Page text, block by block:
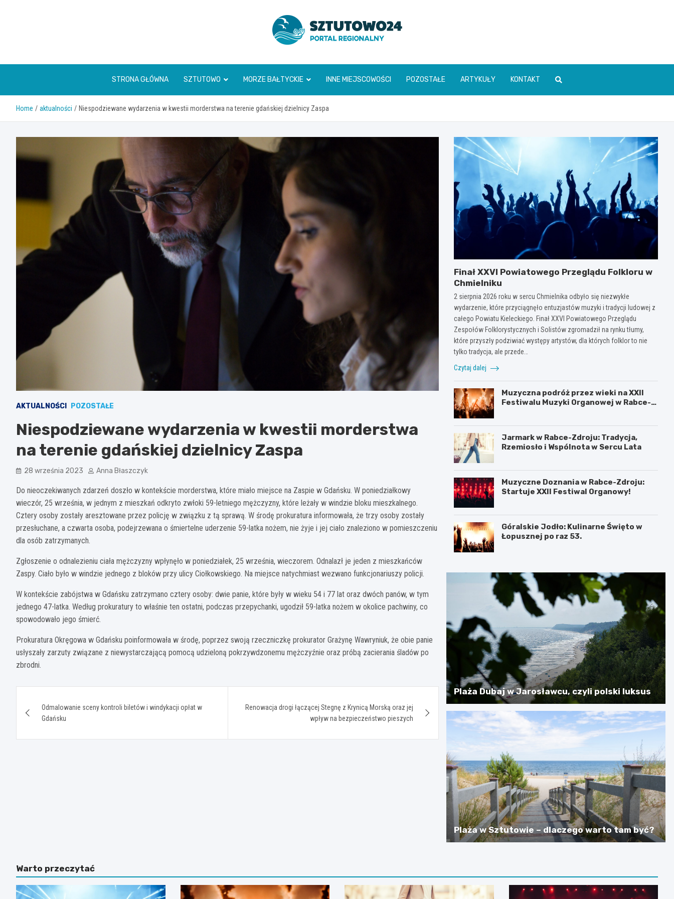
www.sztutowo24.pl
STRONA GŁÓWNA SZTUTOWO MORZE BAŁTYCKIE INNE MIEJSCOWOŚCI POZOSTAŁE ARTYKUŁY KONTAKT
Home aktualności Niespodziewane wydarzenia w kwestii morderstwa na terenie gdańskiej dzielnicy Zaspa
AKTUALNOŚCI POZOSTAŁE
Niespodziewane wydarzenia w kwestii morderstwa
na terenie gdańskiej dzielnicy Zaspa
28 września 2023 Anna Błaszczyk
Do nieoczekiwanych zdarzeń doszło w kontekście morderstwa, które miało miejsce na Zaspie w Gdańsku. W poniedziałkowy
wieczór, 25 września, w jednym z mieszkań odkryto zwłoki 59-letniego mężczyzny, które leżały w windzie bloku mieszkalnego.
Cztery osoby zostały aresztowane przez policję w związku z tą sprawą. W środę prokuratura informowała, że trzy osoby zostały
przesłuchane, a czwarta osoba, podejrzewana o śmiertelne uderzenie 59-latka nożem, nie żyje i jej ciało znaleziono w pomieszczeniu
dla osób zatrzymanych.
Zgłoszenie o odnalezieniu ciała mężczyzny wpłynęło w poniedziałek, 25 września, wieczorem. Odnalazł je jeden z mieszkańców
Zaspy. Ciało było w windzie jednego z bloków przy ulicy Ciołkowskiego. Na miejsce natychmiast wezwano funkcjonariuszy policji.
W kontekście zabójstwa w Gdańsku zatrzymano cztery osoby: dwie panie, które były w wieku 54 i 77 lat oraz dwóch panów, w tym
jednego 47-latka. Według prokuratury to właśnie ten ostatni, podczas przepychanki, ugodził 59-latka nożem w okolice pachwiny, co
spowodowało jego śmierć.
Prokuratura Okręgowa w Gdańsku poinformowała w środę, poprzez swoją rzeczniczkę prokurator Grażynę Wawryniuk, że obie panie
usłyszały zarzuty związane z niewystarczającą pomocą udzieloną pokrzywdzonemu mężczyźnie oraz próbą zacierania śladów po
zbrodni.
wpisu
Odmalowanie sceny kontroli biletów i windykacji opłat w
Gdańsku
Renowacja drogi łączącej Stegnę z Krynicą Morską oraz jej
wpływ na bezpieczeństwo pieszych
Finał XXVI Powiatowego Przeglądu Folkloru w
Chmielniku
2 sierpnia 2026 roku w sercu Chmielnika odbyło się niezwykłe
wydarzenie, które przyciągnęło entuzjastów muzyki i tradycji ludowej z
całego Powiatu Kieleckiego. Finał XXVI Powiatowego Przeglądu
Zespołów Folklorystycznych i Solistów zgromadził na rynku tłumy,
które przyszły podziwiać występy artystów, dla których folklor to nie
tylko tradycja, ale przede…
Czytaj dalej
Muzyczna podróż przez wieki na XXII
Festiwalu Muzyki Organowej w Rabce-
Jarmark w Rabce-Zdroju: Tradycja,
Rzemiosło i Wspólnota w Sercu Lata
Muzyczne Doznania w Rabce-Zdroju:
Startuje XXII Festiwal Organowy!
Góralskie Jodło: Kulinarne Święto w
Łopusznej po raz 53.
Plaża Dubaj w Jarosławcu, czyli polski luksus
Plaża w Sztutowie – dlaczego warto tam być?
Warto przeczytać